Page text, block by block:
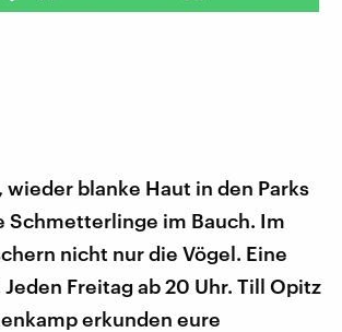
wieder blanke Haut in den Parks
Schmetterlinge im Bauch. Im
nicht nur die Vögel. Eine
Freitag ab 20 Uhr. Till Opitz
erkunden eure